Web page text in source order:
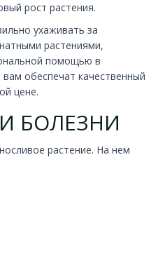
рост растения.
ухаживать за
растениями,
помощью в
обеспечат качественный
цене.
БОЛЕЗНИ
растение. На нем